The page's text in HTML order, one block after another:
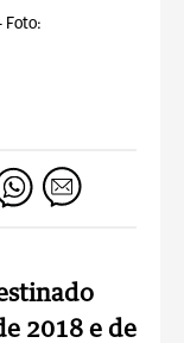
Foto:
2018 e de